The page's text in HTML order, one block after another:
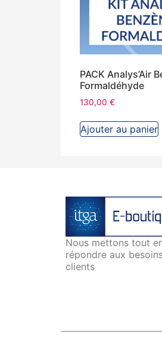
PACK Analys’Air
Formaldéhyde
130,00 €
Ajouter au panier
Nous mettons tout
répondre aux
clients